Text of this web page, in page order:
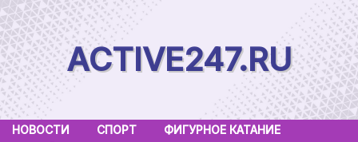
Skip
to
content
ACTIVE247.RU
НОВОСТИ СПОРТ
ФИГУРНОЕ КАТАНИЕ